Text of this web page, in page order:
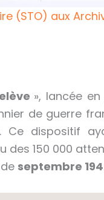
(STO) aux
», lancée en
de guerre
Ce dispositif
des 150 000
septembre